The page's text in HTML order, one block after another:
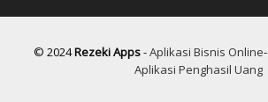
© 2024Rezeki Apps-Aplikasi Bisnis Online-
Aplikasi Penghasil Uang